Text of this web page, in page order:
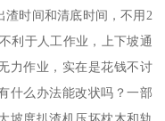
渣时间和清底时间，不用2
利于人工作业，上下坡通
力作业，实在是花钱不讨
什么办法能改状吗？一部